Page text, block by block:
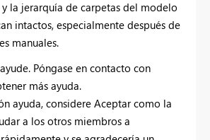
la jerarquía de carpetas del modelo
intactos, especialmente después de
manuales.
Póngase en contacto con
más ayuda.
ayuda, considere Aceptar como la
a los otros miembros a